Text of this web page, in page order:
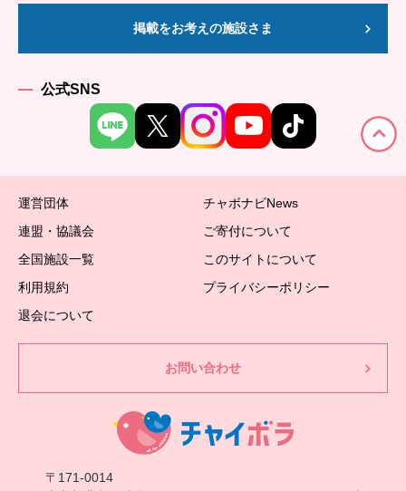
掲載をお考えの施設さま
公式SNS
運営団体
チャボナビNews
連盟・協議会
ご寄付について
全国施設一覧
このサイトについて
利用規約
プライバシーポリシー
退会について
お問い合わせ
〒171-0014